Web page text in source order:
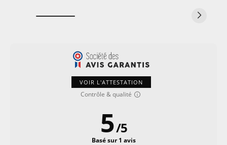
VOIR L'ATTESTATION
Contrôle & qualité
5/5
Basé sur 1 avis